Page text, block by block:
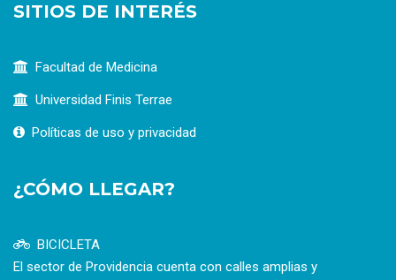
SITIOS DE INTERÉS
Facultad de Medicina
Universidad Finis Terrae
Políticas de uso y privacidad
¿CÓMO LLEGAR?
BICICLETA
El sector de Providencia cuenta con calles amplias y